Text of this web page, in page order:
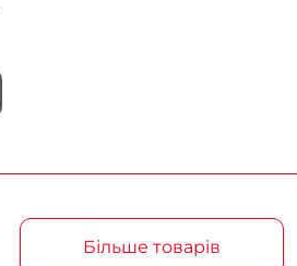
Більше товарів